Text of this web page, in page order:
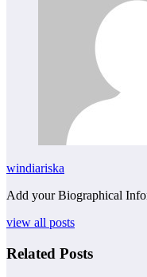
windiariska
Add your Biographical
view all posts
Related Posts